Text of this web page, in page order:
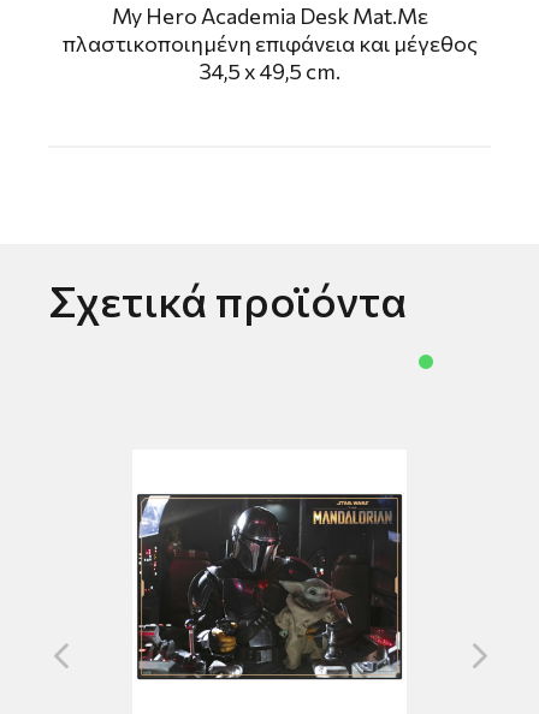
My Hero Academia Desk Mat.Με
πλαστικοποιημένη επιφάνεια και μέγεθος
34,5 x 49,5 cm.
Σχετικά προϊόντα